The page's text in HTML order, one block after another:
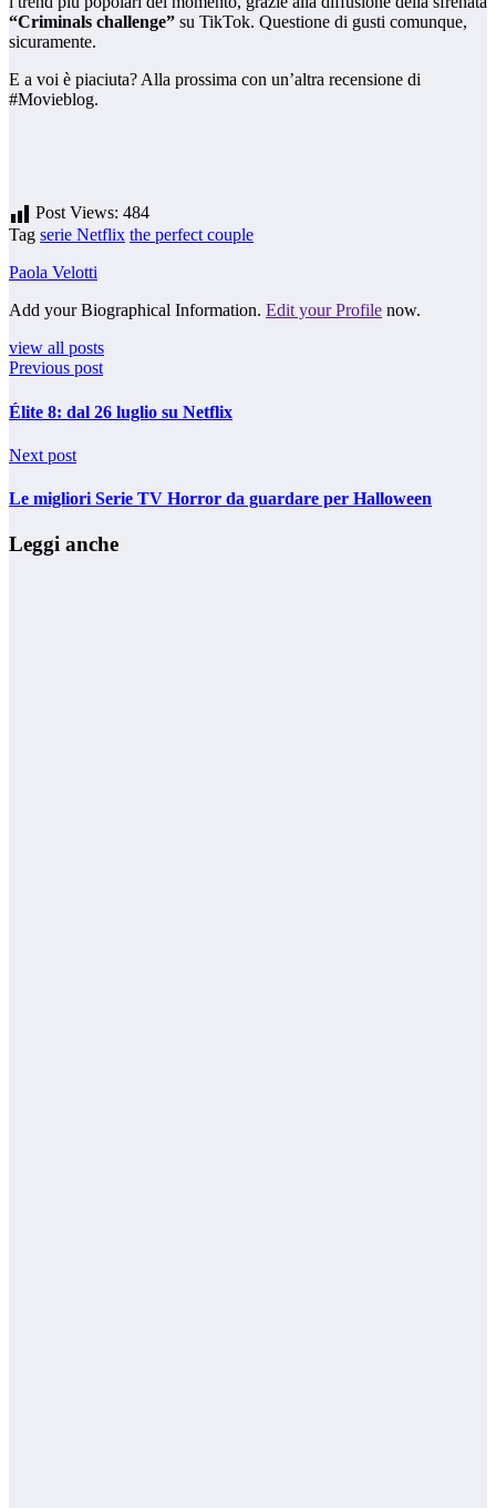
“Criminals challenge” su TikTok. Questione di gusti comunque,
sicuramente.
E a voi è piaciuta? Alla prossima con un’altra recensione di
#Movieblog.
Post Views: 484
Tag serie Netflix the perfect couple
Paola Velotti
Add your Biographical Information. Edit your Profile now.
view all posts
Previous post
Élite 8: dal 26 luglio su Netflix
Next post
Le migliori Serie TV Horror da guardare per Halloween
Leggi anche